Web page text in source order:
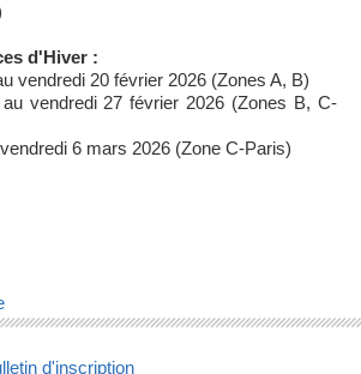
d'Hiver :
vendredi 20 février 2026 (Zones A, B)
vendredi 27 février 2026 (Zones B, C-
6 mars 2026 (Zone C-Paris)
d'inscription